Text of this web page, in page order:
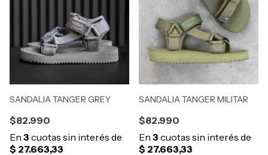
SANDALIA TANGER GREY
$82.990
SANDALIA TANGER MILITAR
$82.990